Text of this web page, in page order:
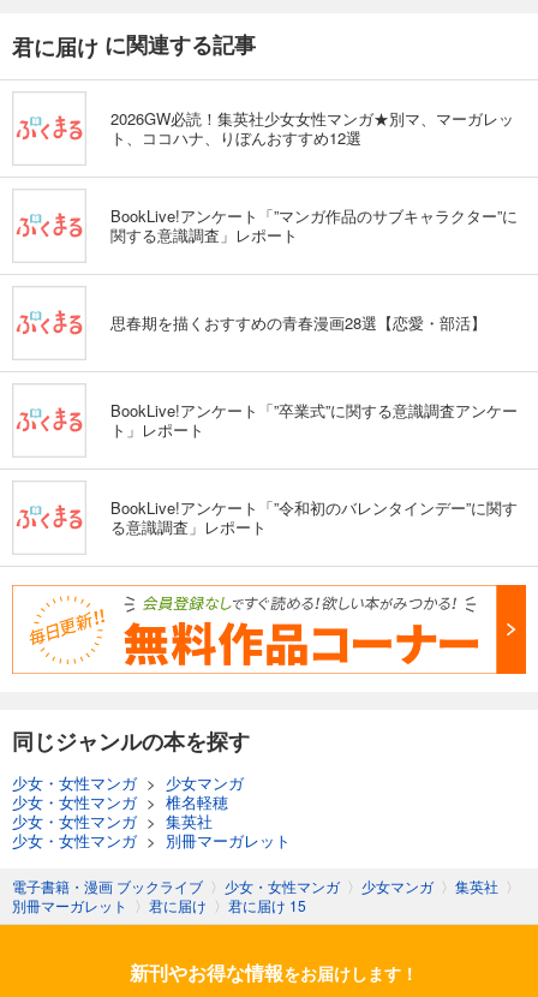
君に届け に関連する記事
2026GW必読！集英社少女女性マンガ★別マ、マーガレッ
ト、ココハナ、りぼんおすすめ12選
BookLive!アンケート「”マンガ作品のサブキャラクター”に
関する意識調査」レポート
思春期を描くおすすめの青春漫画28選【恋愛・部活】
BookLive!アンケート「”卒業式”に関する意識調査アンケー
ト」レポート
BookLive!アンケート「”令和初のバレンタインデー”に関す
る意識調査」レポート
同じジャンルの本を探す
少女・女性マンガ> 少女マンガ
少女・女性マンガ> 椎名軽穂
少女・女性マンガ> 集英社
少女・女性マンガ> 別冊マーガレット
電子書籍・漫画 ブックライブ 〉 少女・女性マンガ 〉 少女マンガ 〉 集英社 〉
別冊マーガレット
〉 君に届け 〉 君に届け 15
新刊やお得な情報をお届けします！